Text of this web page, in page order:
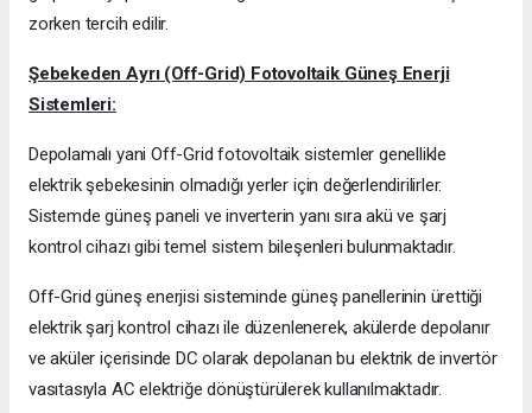
zorken tercih edilir.
Şebekeden Ayrı (Off-Grid) Fotovoltaik Güneş Enerji
Sistemleri:
Depolamalı yani Off-Grid fotovoltaik sistemler genellikle
elektrik şebekesinin olmadığı yerler için değerlendirilirler.
Sistemde güneş paneli ve inverterin yanı sıra akü ve şarj
kontrol cihazı gibi temel sistem bileşenleri bulunmaktadır.
Off-Grid güneş enerjisi sisteminde güneş panellerinin ürettiği
elektrik şarj kontrol cihazı ile düzenlenerek, akülerde depolanır
ve aküler içerisinde DC olarak depolanan bu elektrik de invertör
vasıtasıyla AC elektriğe dönüştürülerek kullanılmaktadır.